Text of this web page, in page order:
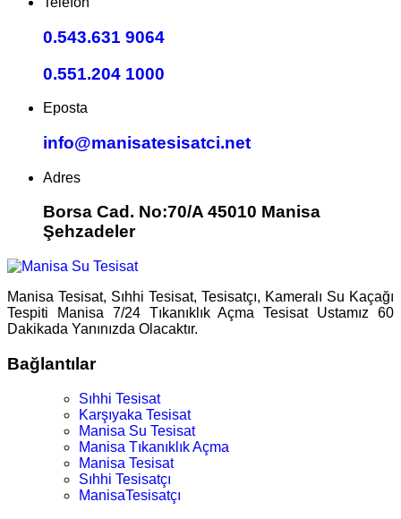
0.543.631 9064
0.551.204 1000
Eposta
info@manisatesisatci.net
Adres
Borsa Cad. No:70/A 45010 Manisa
Şehzadeler
Manisa Tesisat, Sıhhi Tesisat, Tesisatçı, Kameralı Su Kaçağı
Tespiti Manisa 7/24 Tıkanıklık Açma Tesisat Ustamız 60
Dakikada Yanınızda Olacaktır.
Bağlantılar
Sıhhi Tesisat
Karşıyaka Tesisat
Manisa Su Tesisat
Manisa Tıkanıklık Açma
Manisa Tesisat
Sıhhi Tesisatçı
ManisaTesisatçı